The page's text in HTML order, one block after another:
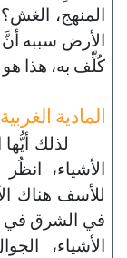
المنهج،
الأرض سببه
كُلِّف به، هذا هو
المادية
لذلك
الأشياء،
للأسف هناك
في الشرق في
الأشياء،